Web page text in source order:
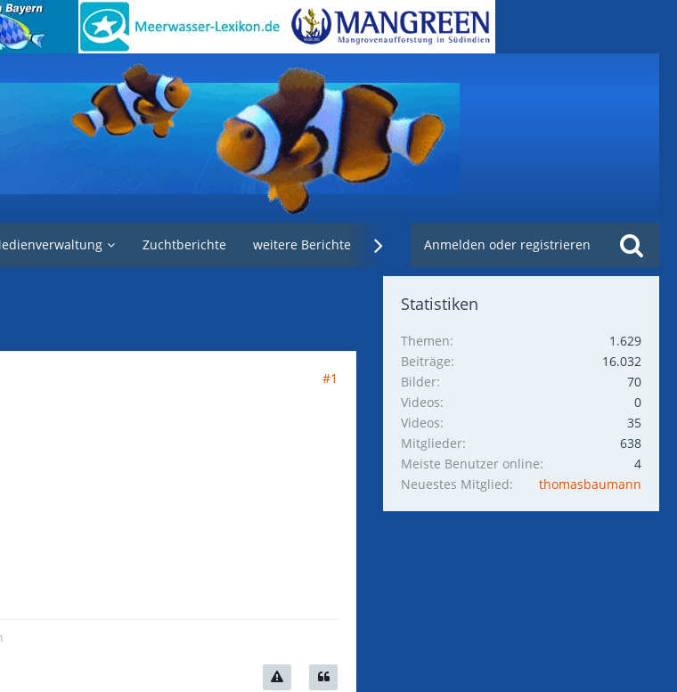
Zuchtberichte weitere Berichte Weblinks Nachzuchtenregister.de
Anmelden oder registrieren
#1
Statistiken
Themen
1.629
Beiträge
16.032
Bilder
70
Videos
0
Videos
35
Mitglieder
638
Meiste Benutzer online
4
Neuestes Mitglied
thomasbaumann